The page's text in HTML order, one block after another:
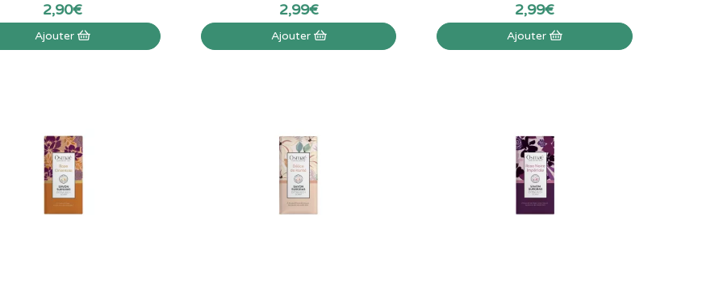
2,90€
Ajouter
2,99€
Ajouter
2,99€
Ajouter